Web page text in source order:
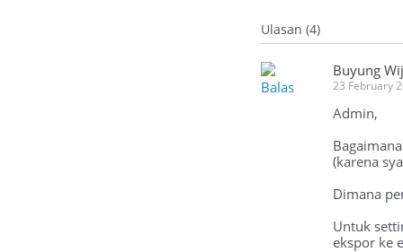
Ulasan (4)
Balas
Buyung
23 February
Admin,
(karena
Dimana
Untuk
ekspor ke